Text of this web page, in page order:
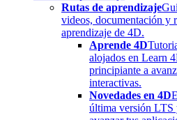
Rutas de aprendizaje
videos, documentación y
aprendizaje de 4D.
Aprende 4D
alojados en Learn
principiante a
interactivas.
Novedades en 4D
última versión LTS